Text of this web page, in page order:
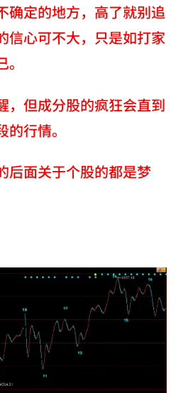
确定的地方，高了就别追
信心可不大，只是如打家
，但成分股的疯狂会直到
行情。
后面关于个股的都是梦